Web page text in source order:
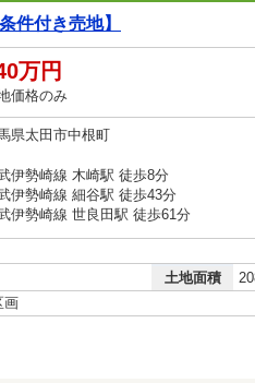
件付き売地】
万円
価格のみ
県太田市中根町
伊勢崎線 木崎駅 徒歩8分
伊勢崎線 細谷駅 徒歩43分
伊勢崎線 世良田駅 徒歩61分
土地面積
画